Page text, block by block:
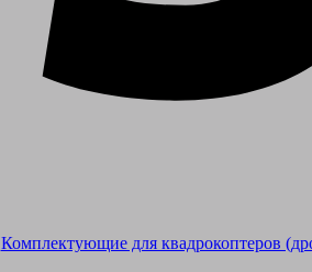
Комплектующие для квадрокоптеров